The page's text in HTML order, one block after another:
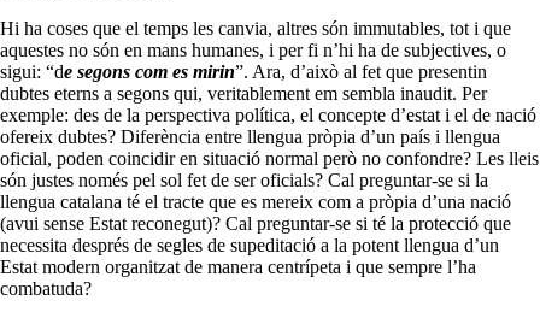
Hi ha coses que el temps les canvia, altres són immutables, tot i que
aquestes no són en mans humanes, i per fi n’hi ha de subjectives, o
sigui: “de segons com es mirin”. Ara, d’això al fet que presentin
dubtes eterns a segons qui, veritablement em sembla inaudit. Per
exemple: des de la perspectiva política, el concepte d’estat i el de nació
ofereix dubtes? Diferència entre llengua pròpia d’un país i llengua
oficial, poden coincidir en situació normal però no confondre? Les lleis
són justes només pel sol fet de ser oficials? Cal preguntar-se si la
llengua catalana té el tracte que es mereix com a pròpia d’una nació
(avui sense Estat reconegut)? Cal preguntar-se si té la protecció que
necessita després de segles de supeditació a la potent llengua d’un
Estat modern organitzat de manera centrípeta i que sempre l’ha
combatuda?